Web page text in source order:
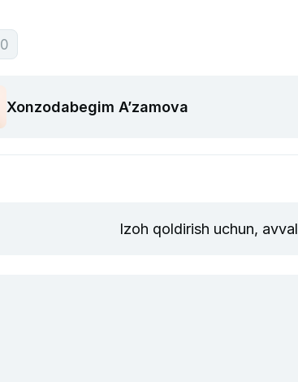
0
Xonzodabegim Aʼzamova
Izoh qoldirish uchun, avval